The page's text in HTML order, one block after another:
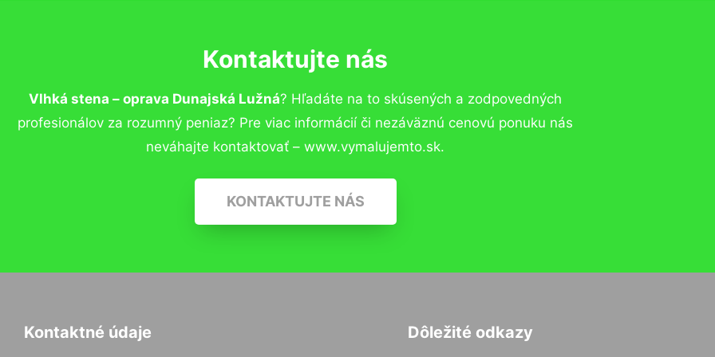
Kontaktujte nás
Vlhká stena – oprava Dunajská Lužná? Hľadáte na to skúsených a zodpovedných
profesionálov za rozumný peniaz? Pre viac informácií či nezáväznú cenovú ponuku nás
neváhajte kontaktovať – www.vymalujemto.sk.
KONTAKTUJTE NÁS
Kontaktné údaje Dôležité odkazy